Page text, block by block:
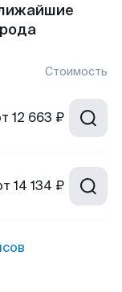
Стоимость
12 663 ₽
14 134 ₽